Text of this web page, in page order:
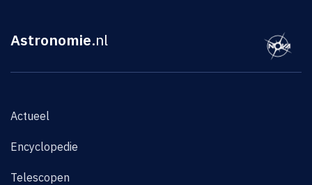
Astronomie.nl
Actueel
Encyclopedie
Telescopen